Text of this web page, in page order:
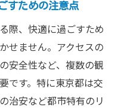
すための注意点
際、快適に過ごすため
せません。アクセスの
安全性など、複数の観
です。特に東京都は交
治安など都市特有のリ